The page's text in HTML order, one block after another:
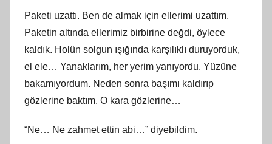
Paketi uzattı. Ben de almak için ellerimi uzattım.
Paketin altında ellerimiz birbirine değdi, öylece
kaldık. Holün solgun ışığında karşılıklı duruyorduk,
el ele… Yanaklarım, her yerim yanıyordu. Yüzüne
bakamıyordum. Neden sonra başımı kaldırıp
gözlerine baktım. O kara gözlerine…
“Ne… Ne zahmet ettin abi…” diyebildim.